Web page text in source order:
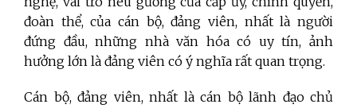
đoàn thể, của cán bộ, đảng viên, nhất là người
đứng đầu, những nhà văn hóa có uy tín, ảnh
hưởng lớn là đảng viên có ý nghĩa rất quan trọng.
Cán bộ, đảng viên, nhất là cán bộ lãnh đạo chủ